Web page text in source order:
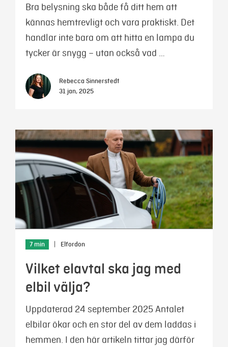
Bra belysning ska både få ditt hem att
kännas hemtrevligt och vara praktiskt. Det
handlar inte bara om att hitta en lampa du
tycker är snygg – utan också vad …
Rebecca Sinnerstedt
31 jan, 2025
7 min Elfordon
Vilket elavtal ska jag med
elbil välja?
Uppdaterad 24 september 2025 Antalet
elbilar ökar och en stor del av dem laddas i
hemmen. I den här artikeln tittar jag därför